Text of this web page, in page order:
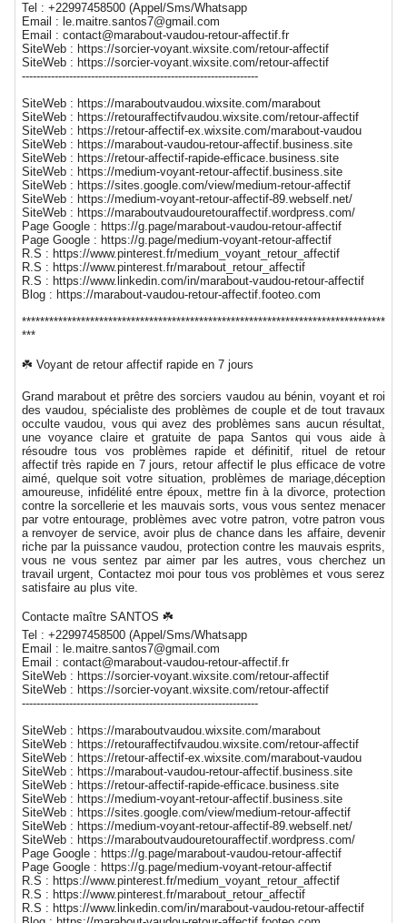
Tel : +22997458500 (Appel/Sms/Whatsapp
Email : le.maitre.santos7@gmail.com
Email : contact@marabout-vaudou-retour-affectif.fr
SiteWeb : https://sorcier-voyant.wixsite.com/retour-affectif
SiteWeb : https://sorcier-voyant.wixsite.com/retour-affectif
-----------------------------------------------------------------
SiteWeb : https://maraboutvaudou.wixsite.com/marabout
SiteWeb : https://retouraffectifvaudou.wixsite.com/retour-affectif
SiteWeb : https://retour-affectif-ex.wixsite.com/marabout-vaudou
SiteWeb : https://marabout-vaudou-retour-affectif.business.site
SiteWeb : https://retour-affectif-rapide-efficace.business.site
SiteWeb : https://medium-voyant-retour-affectif.business.site
SiteWeb : https://sites.google.com/view/medium-retour-affectif
SiteWeb : https://medium-voyant-retour-affectif-89.webself.net/
SiteWeb : https://maraboutvaudouretouraffectif.wordpress.com/
Page Google : https://g.page/marabout-vaudou-retour-affectif
Page Google : https://g.page/medium-voyant-retour-affectif
R.S : https://www.pinterest.fr/medium_voyant_retour_affectif
R.S : https://www.pinterest.fr/marabout_retour_affectif
R.S : https://www.linkedin.com/in/marabout-vaudou-retour-affectif
Blog : https://marabout-vaudou-retour-affectif.footeo.com
********************************************************************************
***
☘️ Voyant de retour affectif rapide en 7 jours
Grand marabout et prêtre des sorciers vaudou au bénin, voyant et roi
des vaudou, spécialiste des problèmes de couple et de tout travaux
occulte vaudou, vous qui avez des problèmes sans aucun résultat,
une voyance claire et gratuite de papa Santos qui vous aide à
résoudre tous vos problèmes rapide et définitif, rituel de retour
affectif très rapide en 7 jours, retour affectif le plus efficace de votre
aimé, quelque soit votre situation, problèmes de mariage,déception
amoureuse, infidélité entre époux, mettre fin à la divorce, protection
contre la sorcellerie et les mauvais sorts, vous vous sentez menacer
par votre entourage, problèmes avec votre patron, votre patron vous
a renvoyer de service, avoir plus de chance dans les affaire, devenir
riche par la puissance vaudou, protection contre les mauvais esprits,
vous ne vous sentez par aimer par les autres, vous cherchez un
travail urgent, Contactez moi pour tous vos problèmes et vous serez
satisfaire au plus vite.
Contacte maître SANTOS ☘️
Tel : +22997458500 (Appel/Sms/Whatsapp
Email : le.maitre.santos7@gmail.com
Email : contact@marabout-vaudou-retour-affectif.fr
SiteWeb : https://sorcier-voyant.wixsite.com/retour-affectif
SiteWeb : https://sorcier-voyant.wixsite.com/retour-affectif
-----------------------------------------------------------------
SiteWeb : https://maraboutvaudou.wixsite.com/marabout
SiteWeb : https://retouraffectifvaudou.wixsite.com/retour-affectif
SiteWeb : https://retour-affectif-ex.wixsite.com/marabout-vaudou
SiteWeb : https://marabout-vaudou-retour-affectif.business.site
SiteWeb : https://retour-affectif-rapide-efficace.business.site
SiteWeb : https://medium-voyant-retour-affectif.business.site
SiteWeb : https://sites.google.com/view/medium-retour-affectif
SiteWeb : https://medium-voyant-retour-affectif-89.webself.net/
SiteWeb : https://maraboutvaudouretouraffectif.wordpress.com/
Page Google : https://g.page/marabout-vaudou-retour-affectif
Page Google : https://g.page/medium-voyant-retour-affectif
R.S : https://www.pinterest.fr/medium_voyant_retour_affectif
R.S : https://www.pinterest.fr/marabout_retour_affectif
R.S : https://www.linkedin.com/in/marabout-vaudou-retour-affectif